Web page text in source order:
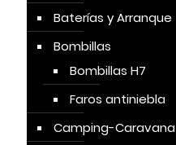
Baterías y Arranque
Bombillas
Bombillas H7
Faros antiniebla
Camping-Caravana